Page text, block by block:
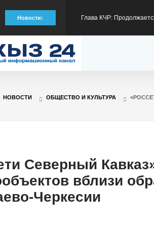
Новости:
отрезке Сары-Тюз -
Глава КЧР обратился с
Глава КЧР Рашид
содействия занятости в
НОВОСТИ ОБЩЕСТВО И КУЛЬТУРА
Северный
вблизи
Черкесии